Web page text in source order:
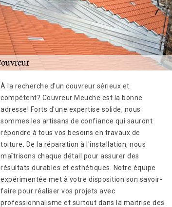
À la recherche d'un couvreur sérieux et
compétent? Couvreur Meuche est la bonne
adresse! Forts d'une expertise solide, nous
sommes les artisans de confiance qui sauront
répondre à tous vos besoins en travaux de
toiture. De la réparation à l'installation, nous
maîtrisons chaque détail pour assurer des
résultats durables et esthétiques. Notre équipe
expérimentée met à votre disposition son savoir-
faire pour réaliser vos projets avec
professionnalisme et surtout dans la maitrise des